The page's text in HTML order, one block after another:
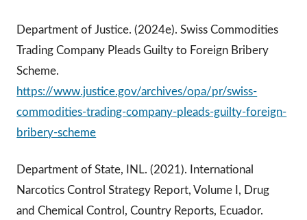
Department of Justice. (2024e). Swiss Commodities
Trading Company Pleads Guilty to Foreign Bribery
Scheme.
https://www.justice.gov/archives/opa/pr/swiss-
commodities-trading-company-pleads-guilty-foreign-
bribery-scheme
Department of State, INL. (2021). International
Narcotics Control Strategy Report, Volume I, Drug
and Chemical Control, Country Reports, Ecuador.